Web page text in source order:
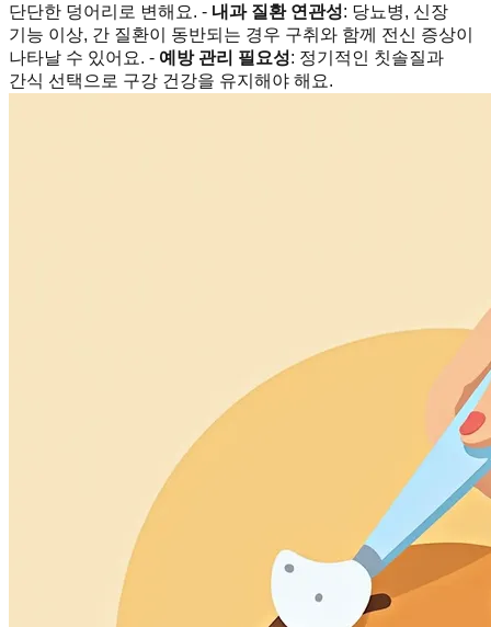
단단한 덩어리로 변해요. - 내과 질환 연관성: 당뇨병, 신장
기능 이상, 간 질환이 동반되는 경우 구취와 함께 전신 증상이
나타날 수 있어요. - 예방 관리 필요성: 정기적인 칫솔질과
간식 선택으로 구강 건강을 유지해야 해요.